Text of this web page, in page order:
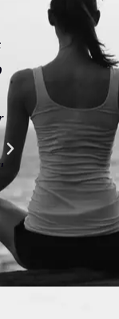
"A
escola
As
uma